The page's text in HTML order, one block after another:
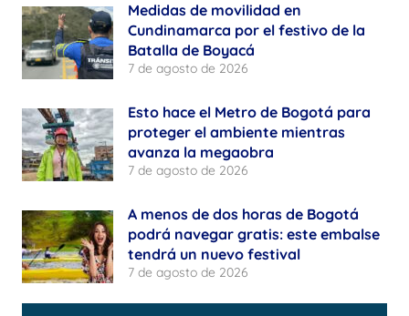
Medidas de movilidad en
Cundinamarca por el festivo de la
Batalla de Boyacá
7 de agosto de 2026
Esto hace el Metro de Bogotá para
proteger el ambiente mientras
avanza la megaobra
7 de agosto de 2026
A menos de dos horas de Bogotá
podrá navegar gratis: este embalse
tendrá un nuevo festival
7 de agosto de 2026